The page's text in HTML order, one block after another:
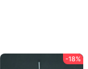
-18%